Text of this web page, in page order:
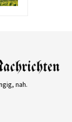
nah.